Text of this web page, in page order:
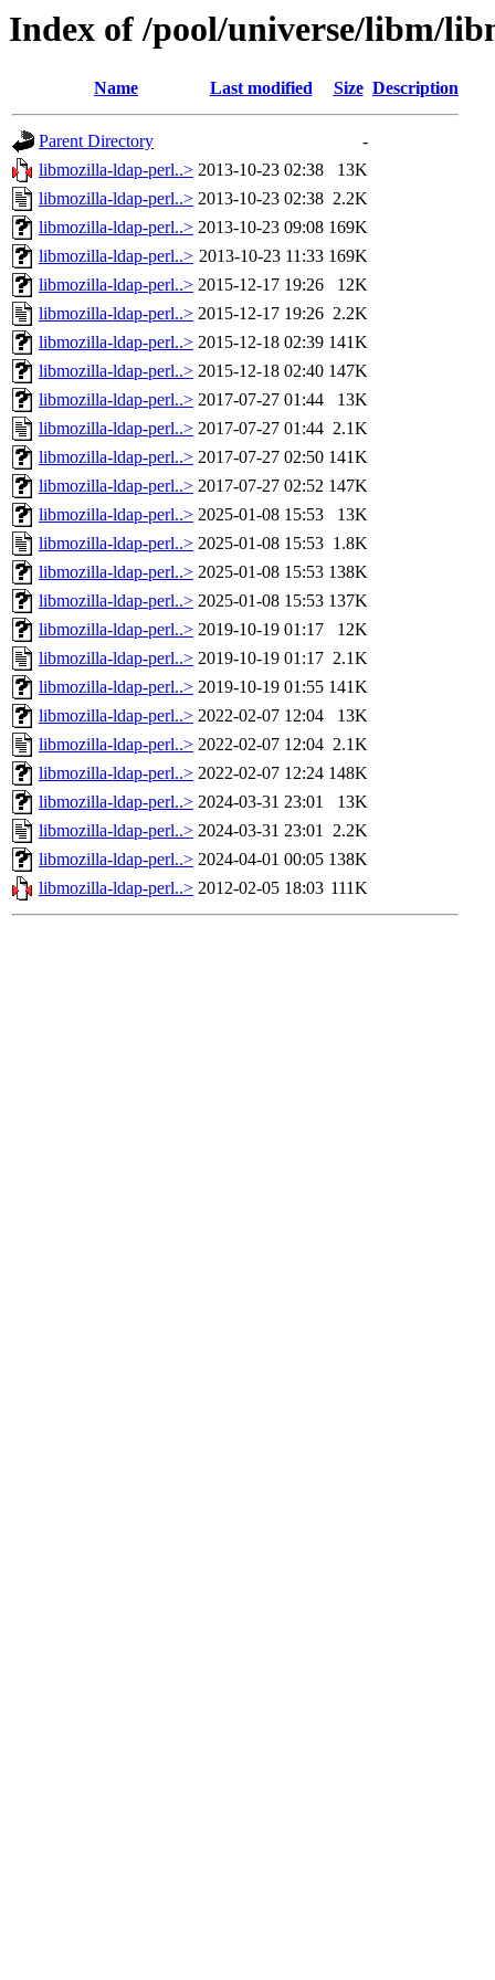
Index of /pool/universe/libm/
Name Last modified Size Description
Parent Directory
-
libmozilla-ldap-perl..> 2013-10-23 02:38
13K
libmozilla-ldap-perl..> 2013-10-23 02:38 2.2K
libmozilla-ldap-perl..> 2013-10-23 09:08 169K
libmozilla-ldap-perl..> 2013-10-23 11:33 169K
libmozilla-ldap-perl..> 2015-12-17 19:26
12K
libmozilla-ldap-perl..> 2015-12-17 19:26 2.2K
libmozilla-ldap-perl..> 2015-12-18 02:39 141K
libmozilla-ldap-perl..> 2015-12-18 02:40 147K
libmozilla-ldap-perl..> 2017-07-27 01:44
13K
libmozilla-ldap-perl..> 2017-07-27 01:44 2.1K
libmozilla-ldap-perl..> 2017-07-27 02:50 141K
libmozilla-ldap-perl..> 2017-07-27 02:52 147K
libmozilla-ldap-perl..> 2025-01-08 15:53
13K
libmozilla-ldap-perl..> 2025-01-08 15:53 1.8K
libmozilla-ldap-perl..> 2025-01-08 15:53 138K
libmozilla-ldap-perl..> 2025-01-08 15:53 137K
libmozilla-ldap-perl..> 2019-10-19 01:17
12K
libmozilla-ldap-perl..> 2019-10-19 01:17 2.1K
libmozilla-ldap-perl..> 2019-10-19 01:55 141K
libmozilla-ldap-perl..> 2022-02-07 12:04
13K
libmozilla-ldap-perl..> 2022-02-07 12:04 2.1K
libmozilla-ldap-perl..> 2022-02-07 12:24 148K
libmozilla-ldap-perl..> 2024-03-31 23:01
13K
libmozilla-ldap-perl..> 2024-03-31 23:01 2.2K
libmozilla-ldap-perl..> 2024-04-01 00:05 138K
libmozilla-ldap-perl..> 2012-02-05 18:03 111K